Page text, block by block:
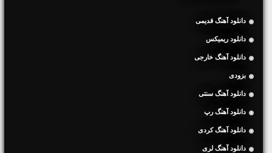
دانلود آهنگ قدیمی
دانلود ریمیکس
دانلود آهنگ خارجی
بزودی
دانلود آهنگ سنتی
دانلود آهنگ رپ
دانلود آهنگ کردی
دانلود آهنگ لری